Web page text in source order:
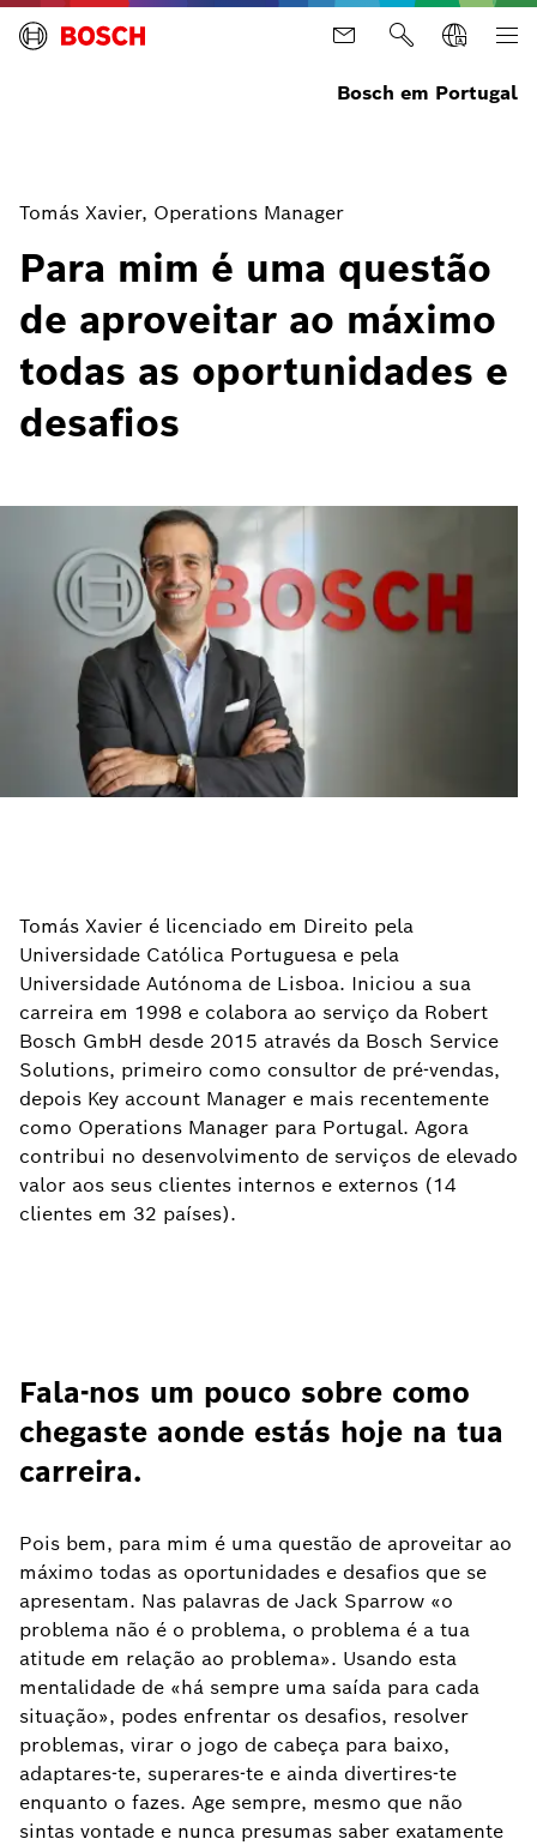
Bosch em Portugal
Tomás Xavier, Operations Manager
Para mim é uma questão
de aproveitar ao máximo
todas as oportunidades e
desafios
Tomás Xavier é licenciado em Direito pela
Universidade Católica Portuguesa e pela
Universidade Autónoma de Lisboa. Iniciou a sua
carreira em 1998 e colabora ao serviço da Robert
Bosch GmbH desde 2015 através da Bosch Service
Solutions, primeiro como consultor de pré-vendas,
depois Key account Manager e mais recentemente
como Operations Manager para Portugal. Agora
contribui no desenvolvimento de serviços de elevado
valor aos seus clientes internos e externos (14
clientes em 32 países).
Fala-nos um pouco sobre como
chegaste aonde estás hoje na tua
carreira.
Pois bem, para mim é uma questão de aproveitar ao
máximo todas as oportunidades e desafios que se
apresentam. Nas palavras de Jack Sparrow «o
problema não é o problema, o problema é a tua
atitude em relação ao problema». Usando esta
mentalidade de «há sempre uma saída para cada
situação», podes enfrentar os desafios, resolver
problemas, virar o jogo de cabeça para baixo,
adaptares-te, superares-te e ainda divertires-te
enquanto o fazes. Age sempre, mesmo que não
sintas vontade e nunca presumas saber exatamente